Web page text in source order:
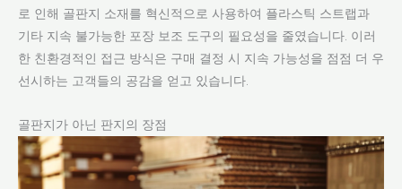
로 인해 골판지 소재를 혁신적으로 사용하여 플라스틱 스트랩과
기타 지속 불가능한 포장 보조 도구의 필요성을 줄였습니다. 이러
한 친환경적인 접근 방식은 구매 결정 시 지속 가능성을 점점 더 우
선시하는 고객들의 공감을 얻고 있습니다.
골판지가 아닌 판지의 장점